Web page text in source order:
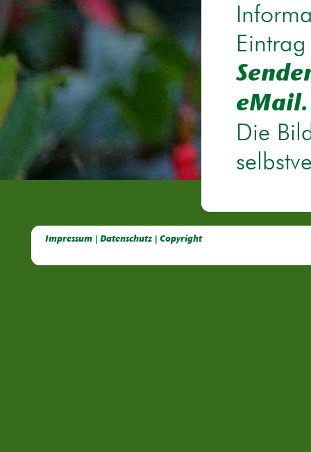
eMail.
Die
Impressum | Datenschutz | Copyright